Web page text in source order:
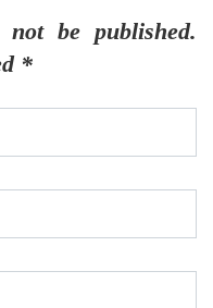
be published.
*